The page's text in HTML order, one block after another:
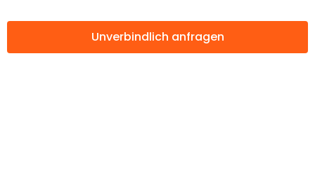
Unverbindlich anfragen